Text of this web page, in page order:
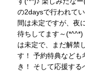
の2daysで行われて
間は未定ですが、夜
待ちしてます～
は未定で、まだ解禁
す！ 予約特典なども
き！ そして応援する